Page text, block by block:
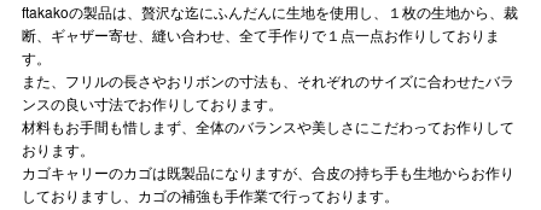
ftakakoの製品は、贅沢な迄にふんだんに生地を使用し、１枚の生地から、裁
断、ギャザー寄せ、縫い合わせ、全て手作りで１点一点お作りしておりま
す。
また、フリルの長さやおリボンの寸法も、それぞれのサイズに合わせたバラ
ンスの良い寸法でお作りしております。
材料もお手間も惜しまず、全体のバランスや美しさにこだわってお作りして
おります。
カゴキャリーのカゴは既製品になりますが、合皮の持ち手も生地からお作り
しておりますし、カゴの補強も手作業で行っております。